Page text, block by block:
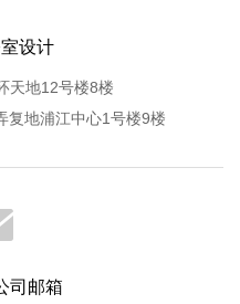
设计
天地12号楼8楼
复地浦江中心1号楼9楼
司邮箱